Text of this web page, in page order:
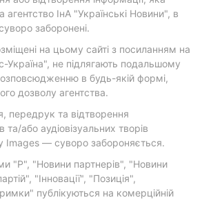
агентство ІнА "Українські Новини", в
заборонені.
на цьому сайті з посиланням на
Україна", не підлягають подальшому
в будь-якій формі,
дозволу агентства.
передрук та відтворення
та/або аудіовізуальних творів
Images — суворо забороняється.
"Р", "Новини партнерів", "Новини
"Інновації", "Позиція",
публікуються на комерційній